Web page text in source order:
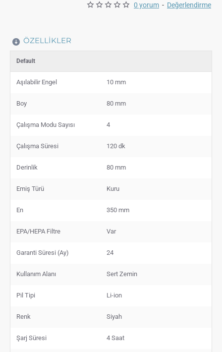
0 yorum - Değerlendirme
ÖZELLIKLER
Default
Aşılabilir Engel 10 mm
Boy 80 mm
Çalışma Modu Sayısı 4
Çalışma Süresi 120 dk
Derinlik 80 mm
Emiş Türü Kuru
En 350 mm
EPA/HEPA Filtre Var
Garanti Süresi (Ay) 24
Kullanım Alanı Sert Zemin
Pil Tipi Li-ion
Renk Siyah
Şarj Süresi 4 Saat